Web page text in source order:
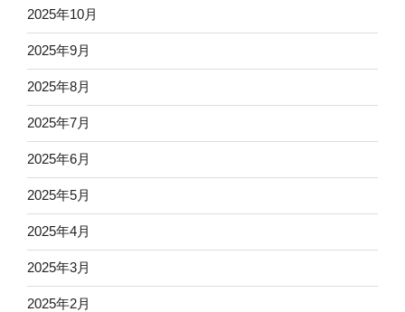
2025年10月
2025年9月
2025年8月
2025年7月
2025年6月
2025年5月
2025年4月
2025年3月
2025年2月